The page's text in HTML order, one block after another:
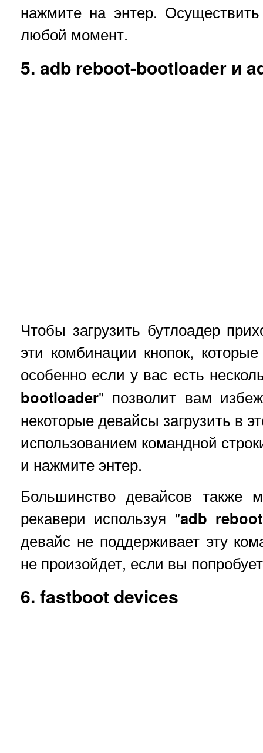
нажмите на энтер.
любой момент.
5. adb reboot-bootloader и
Чтобы загрузить бутлоадер
эти комбинации кнопок,
особенно если у вас есть
bootloader" позволит вам
некоторые девайсы загрузить в
использованием командной
и нажмите энтер.
Большинство девайсов также
рекавери используя "adb reboot
девайс не поддерживает эту
не произойдет, если вы
6. fastboot devices